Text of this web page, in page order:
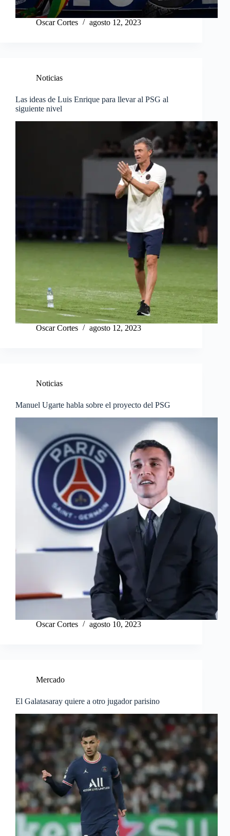
Oscar Cortes agosto 12, 2023
Noticias
Las ideas de Luis Enrique para llevar al PSG al
siguiente nivel
Oscar Cortes agosto 12, 2023
Noticias
Manuel Ugarte habla sobre el proyecto del PSG
Oscar Cortes agosto 10, 2023
Mercado
El Galatasaray quiere a otro jugador parisino